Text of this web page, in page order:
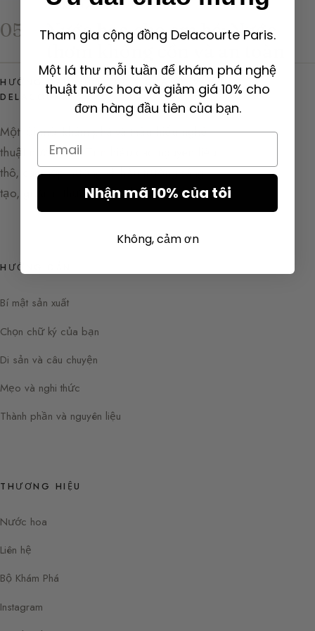
05
CẨM NANG NƯỚC HOA
Nước hoa cho em bé: Nước
thơm không cồn và an toàn
HƯỚNG DẪN NƯỚC HOA CỦA SYLVAINE
DELACOURTE
Một lời mời khám phá và thấu hiểu nghệ
thuật nước hoa. Tìm hiểu các nguyên liệu
thô, các hợp hương và hậu trường sáng
tạo, giữa tri thức và cảm hứng.
HƯỚNG DẪN
Bí mật sản xuất
Chọn chữ ký của bạn
Di sản và câu chuyện
Mẹo và nghi thức
Thành phần và nguyên liệu
THƯƠNG HIỆU
Nước hoa
Liên hệ
Bộ Khám Phá
Instagram
Tham gia cộng đồng Delacourte Paris.
Một lá thư mỗi tuần để khám phá nghệ
thuật nước hoa và giảm giá 10% cho
đơn hàng đầu tiên của bạn.
Email
Nhận mã 10% của tôi
Không, cảm ơn